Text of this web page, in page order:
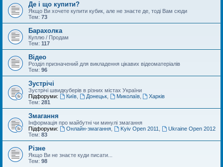
Де і що купити?
Якщо Ви хочете купити кубик, але не знаєте де, тоді Вам сюди
Тем: 73
Барахолка
Куплю / Продам
Тем: 117
Відео
Розділ призначений для викладення цікавих відеоматеріалів
Тем: 96
Зустрічі
Зустрічі швидкуберів в різних містах України
Підфоруми:
Київ, Донецьк, Миколаїв,
Харків
Тем: 281
Змагання
Інформація про майбутні чи минулі змагання
Підфоруми:
Онлайн-змагання, Kyiv Open 2011
Ukraine Open 2012
Тем: 83
Різне
Якщо Ви не знаєте куди писати...
Тем: 98